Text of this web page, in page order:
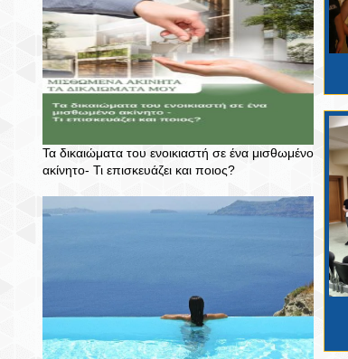
Τα δικαιώματα του ενοικιαστή σε ένα μισθωμένο
ακίνητο- Τι επισκευάζει και ποιος?